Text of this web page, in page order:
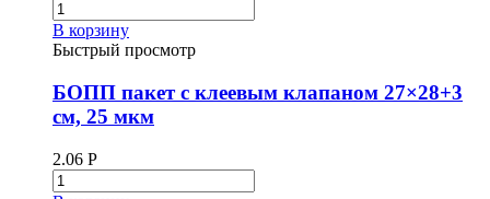
В корзину
Быстрый просмотр
БОПП пакет с клеевым клапаном 27×28+3
см, 25 мкм
2.06 Р